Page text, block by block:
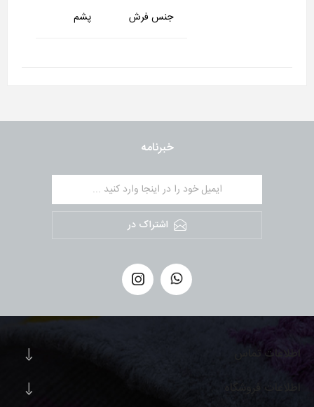
جنس فرش پشم
خبرنامه
اشتراک در
اطلاعات تماس
اطلاعات فروشگاه